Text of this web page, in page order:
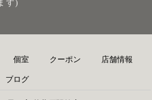
す)
個室 クーポン 店舗情報
ブログ